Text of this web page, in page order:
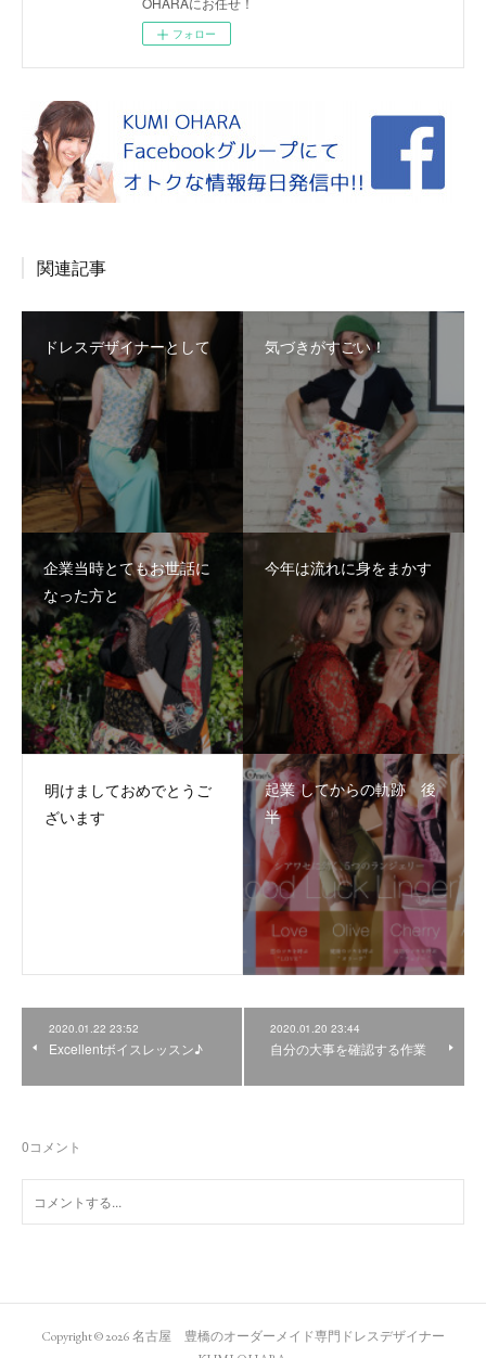
フォロー
関連記事
ドレスデザイナーとして 気づきがすごい！
企業当時とてもお世話に
なった方と
今年は流れに身をまかす
明けましておめでとうご
ざいます
起業 してからの軌跡 後
半
2020.01.22 23:52
Excellentボイスレッスン♪
2020.01.20 23:44
自分の大事を確認する作業
0コメント
Copyright ©2026名古屋 豊橋のオーダーメイド専門ドレスデザイナー